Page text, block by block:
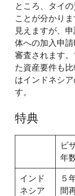
ところ、タイ
ことが分かり
見えますが、
体への加入申
審査されます
た資産要件も
はインドネシ
す。
特典
ビ
年
インド
ネシア
５
間